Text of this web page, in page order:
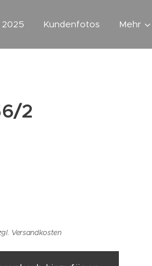
2025 Kundenfotos Mehr
2
Versandkosten